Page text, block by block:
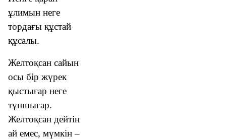
ұлимын неге
тордағы құстай
құсалы.
Желтоқсан сайын
осы бір жүрек
қыстығар неге
тұншығар.
Желтоқсан дейтін
ай емес, мүмкін –